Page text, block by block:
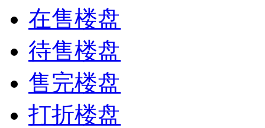
在售楼盘
待售楼盘
售完楼盘
打折楼盘